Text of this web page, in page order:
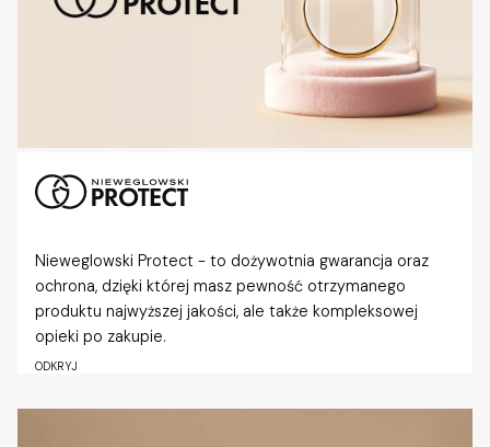
Nieweglowski Protect - to dożywotnia gwarancja oraz
ochrona, dzięki której masz pewność otrzymanego
produktu najwyższej jakości, ale także kompleksowej
opieki po zakupie.
ODKRYJ